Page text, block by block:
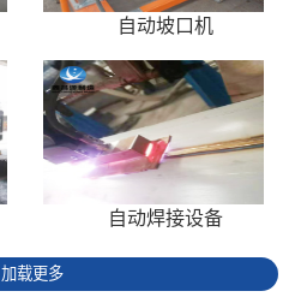
自动坡口机
自动焊接设备
加载更多